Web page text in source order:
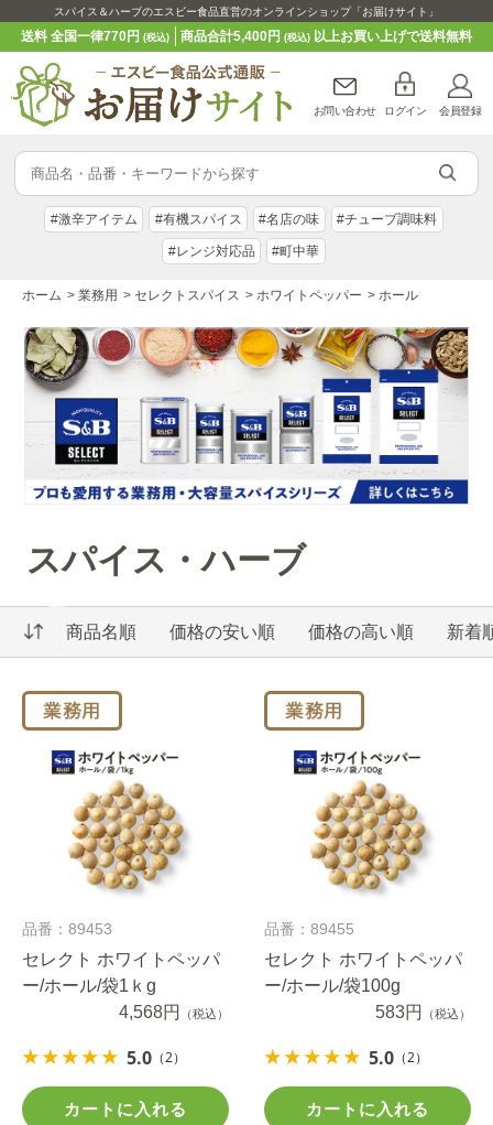
スパイス＆ハーブのエスビー食品直営のオンラインショップ「お届けサイト」
送料 全国一律770円(税込) 商品合計5,400円 (税込)以上お買い上げで送料無料
お問い合わせ ログイン 会員登録
#激辛アイテム #有機スパイス #名店の味 #チューブ調味料
#レンジ対応品 #町中華
ホーム > 業務用 > セレクトスパイス > ホワイトペッパー > ホール
スパイス・ハーブ
商品名順 価格の安い順 価格の高い順 新着
品番：89453
セレクト ホワイトペッパ
ー/ホール/袋1ｋg
4,568円
（税込）
5.0 （2）
カートに入れる
品番：89455
セレクト ホワイトペッパ
ー/ホール/袋100g
583円
（税込）
5.0 （2）
カートに入れる